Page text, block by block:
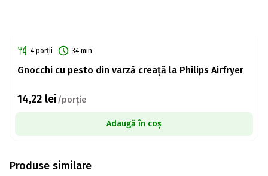
4 porții 34 min
Gnocchi cu pesto din varză creață la Philips Airfryer
14,22 lei/porție
Adaugă în coș
Produse similare